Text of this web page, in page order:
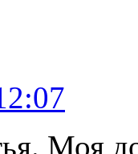
Моя